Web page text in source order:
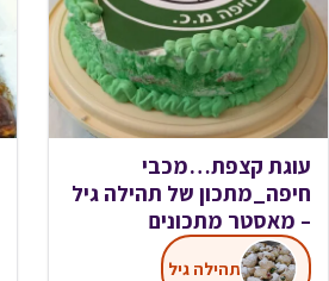
עוגת קצפת…מכבי
חיפה_מתכון של תהילה גיל
– מאסטר מתכונים
תהילה גיל